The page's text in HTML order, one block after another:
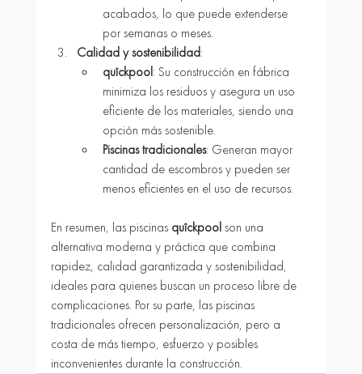
acabados, lo que puede extenderse
por semanas o meses.
Calidad y sostenibilidad:
quîckpool: Su construcción en fábrica
minimiza los residuos y asegura un uso
eficiente de los materiales, siendo una
opción más sostenible.
Piscinas tradicionales: Generan mayor
cantidad de escombros y pueden ser
menos eficientes en el uso de recursos.
En resumen, las piscinas quîckpool son una
alternativa moderna y práctica que combina
rapidez, calidad garantizada y sostenibilidad,
ideales para quienes buscan un proceso libre de
complicaciones. Por su parte, las piscinas
tradicionales ofrecen personalización, pero a
costa de más tiempo, esfuerzo y posibles
inconvenientes durante la construcción.